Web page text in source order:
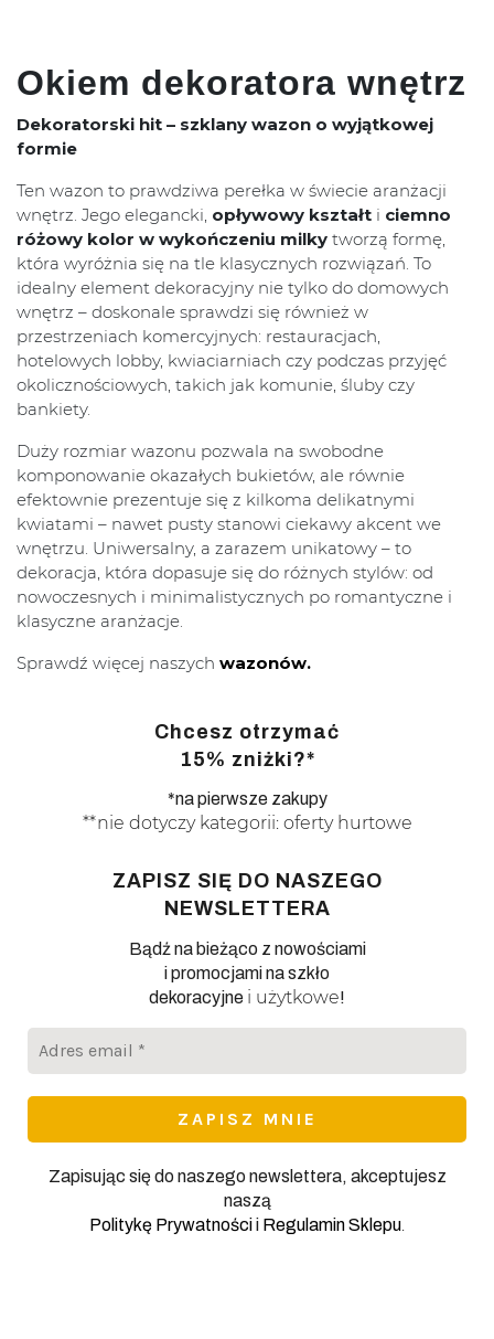
Okiem dekoratora wnętrz
Dekoratorski hit – szklany wazon o wyjątkowej
formie
Ten wazon to prawdziwa perełka w świecie aranżacji
wnętrz. Jego elegancki, opływowy kształt i ciemno
różowy kolor w wykończeniu milky tworzą formę,
która wyróżnia się na tle klasycznych rozwiązań. To
idealny element dekoracyjny nie tylko do domowych
wnętrz – doskonale sprawdzi się również w
przestrzeniach komercyjnych: restauracjach,
hotelowych lobby, kwiaciarniach czy podczas przyjęć
okolicznościowych, takich jak komunie, śluby czy
bankiety.
Duży rozmiar wazonu pozwala na swobodne
komponowanie okazałych bukietów, ale równie
efektownie prezentuje się z kilkoma delikatnymi
kwiatami – nawet pusty stanowi ciekawy akcent we
wnętrzu. Uniwersalny, a zarazem unikatowy – to
dekoracja, która dopasuje się do różnych stylów: od
nowoczesnych i minimalistycznych po romantyczne i
klasyczne aranżacje.
Sprawdź więcej naszych wazonów.
Chcesz otrzymać
15% zniżki?*
*na pierwsze zakupy
**nie dotyczy kategorii: oferty hurtowe
ZAPISZ SIĘ DO NASZEGO
NEWSLETTERA
Bądź na bieżąco z nowościami
i promocjami na szkło
dekoracyjne i użytkowe!
Zapisując się do naszego newslettera, akceptujesz
naszą
Politykę Prywatnościi Regulamin Sklepu